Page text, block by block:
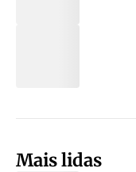
Mais lidas